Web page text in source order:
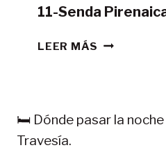
11-Senda
LEER MÁS CONSEJOS
11-
🛏️ Dónde pasar la noche
Travesía.